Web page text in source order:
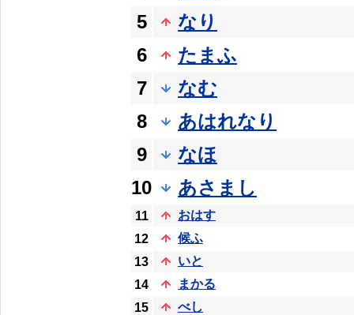
5
なり
6
たまふ
7
なむ
8
あはれなり
9
なほ
10
あさまし
11
おはす
12
候ふ
13
いと
14
まかる
15
べし